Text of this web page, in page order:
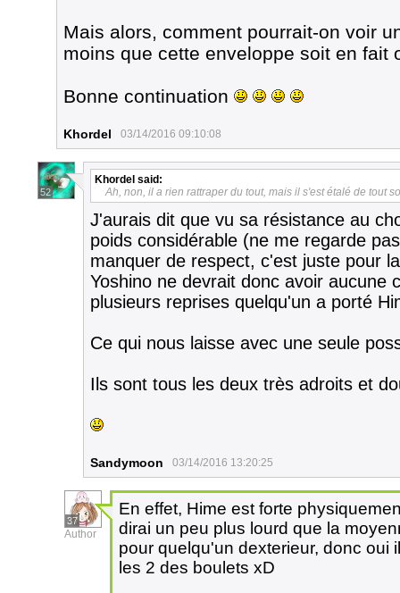
Mais alors, comment pourrait-on voir
moins que cette enveloppe soit en fait
Bonne continuation
Khordel 03/14/2016 09:10:08
52
Khordel said:
Ah, non, il a rien rattraper du tout, mais il s'est étalé de tout
J'aurais dit que vu sa résistance au
poids considérable (ne me regarde
manquer de respect, c'est juste pour
Yoshino ne devrait donc avoir aucune
plusieurs reprises quelqu'un a porté
Ce qui nous laisse avec une seule
Ils sont tous les deux très adroits et
Sandymoon 03/14/2016 13:20:25
37
Author
En effet, Hime est forte
dirai un peu plus lourd que la
pour quelqu'un dexterieur, donc oui
les 2 des boulets xD